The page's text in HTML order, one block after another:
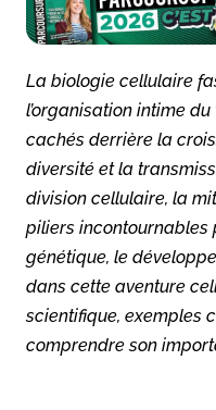
La biologie cellulaire
l’organisation intime
cachés derrière la
diversité et la
division cellulaire, la
piliers incontournables
génétique, le
dans cette aventure
scientifique, exemples
comprendre son